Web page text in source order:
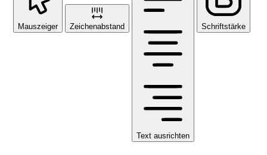
Mauszeiger Zeichenabstand
Text ausrichten
Schriftstärke